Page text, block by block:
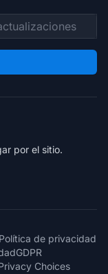
por el sitio.
Política de privacidad
GDPR
Choices